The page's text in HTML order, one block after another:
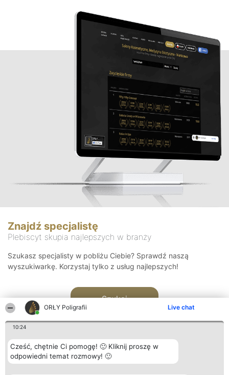
ORŁY Poligrafii Live chat
10:24
Cześć, chętnie Ci pomogę! 🙂 Kliknij proszę w
odpowiedni temat rozmowy! 🙂
Znajdź specjalistę
Plebiscyt skupia najlepszych w branży
Szukasz specjalisty w pobliżu Ciebie? Sprawdź naszą
wyszukiwarkę. Korzystaj tylko z usług najlepszych!
Szukaj